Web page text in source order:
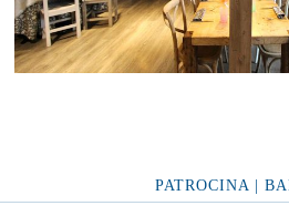
PATROCINA |